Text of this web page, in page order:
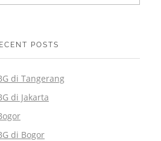
POSTS
di Tangerang
di Jakarta
di Bogor